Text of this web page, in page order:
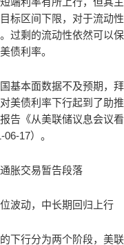
标区间下限，对于流动
过剩的流动性依然可以
债利率。
基本面数据不及预期，
美债利率下行起到了助
告《从美联储议息会议
17）。
胀交易暂告段落
波动，中长期回归上行
下行分为两个阶段，美